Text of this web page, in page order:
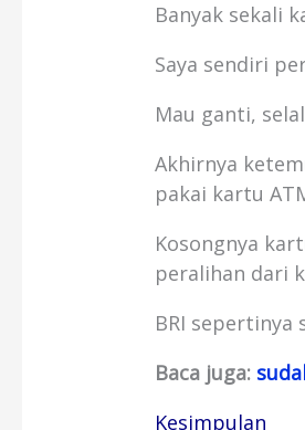
Banyak sekali
Saya sendiri
Mau ganti,
Akhirnya
pakai kartu
Kosongnya
peralihan dari
BRI sepertinya
Baca juga:
Kesimpulan